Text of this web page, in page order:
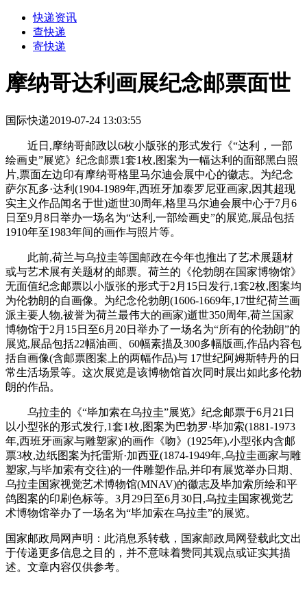
快递资讯
查快递
寄快递
摩纳哥达利画展纪念邮票面世
国际快递2019-07-24 13:03:55
近日,摩纳哥邮政以6枚小版张的形式发行《“达利，一部
绘画史”展览》纪念邮票1套1枚,图案为一幅达利的面部黑白照
片,票面左边印有摩纳哥格里马尔迪会展中心的徽志。为纪念
萨尔瓦多·达利(1904-1989年,西班牙加泰罗尼亚画家,因其超现
实主义作品闻名于世)逝世30周年,格里马尔迪会展中心于7月6
日至9月8日举办一场名为“达利,一部绘画史”的展览,展品包括
1910年至1983年间的画作与照片等。
此前,荷兰与乌拉圭等国邮政在今年也推出了艺术展题材
或与艺术展有关题材的邮票。荷兰的《伦勃朗在国家博物馆》
无面值纪念邮票以小版张的形式于2月15日发行,1套2枚,图案均
为伦勃朗的自画像。为纪念伦勃朗(1606-1669年,17世纪荷兰画
派主要人物,被誉为荷兰最伟大的画家)逝世350周年,荷兰国家
博物馆于2月15日至6月20日举办了一场名为“所有的伦勃朗”的
展览,展品包括22幅油画、60幅素描及300多幅版画,作品内容包
括自画像(含邮票图案上的两幅作品)与 17世纪阿姆斯特丹的日
常生活场景等。这次展览是该博物馆首次同时展出如此多伦勃
朗的作品。
乌拉圭的《“毕加索在乌拉圭”展览》纪念邮票于6月21日
以小型张的形式发行,1套1枚,图案为巴勃罗·毕加索(1881-1973
年,西班牙画家与雕塑家)的画作《吻》(1925年),小型张内含邮
票3枚,边纸图案为托雷斯·加西亚(1874-1949年,乌拉圭画家与雕
塑家,与毕加索有交往)的一件雕塑作品,并印有展览举办日期、
乌拉圭国家视觉艺术博物馆(MNAV)的徽志及毕加索所绘和平
鸽图案的印刷色标等。3月29日至6月30日,乌拉圭国家视觉艺
术博物馆举办了一场名为“毕加索在乌拉圭”的展览。
国家邮政局网声明：此消息系转载，国家邮政局网登载此文出
于传递更多信息之目的，并不意味着赞同其观点或证实其描
述。文章内容仅供参考。